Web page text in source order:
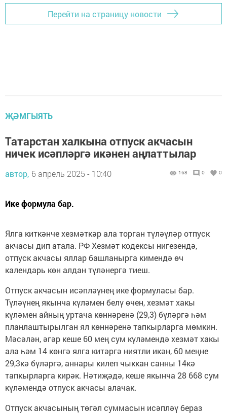
Перейти на страницу новости
ҖӘМГЫЯТЬ
Татарстан халкына отпуск акчасын
ничек исәпләргә икәнен аңлаттылар
автор, 6 апрель 2025 - 10:40 168 0 0
Ике формула бар.
Ялга киткәнче хезмәткәр ала торган түләүләр отпуск
акчасы дип атала. РФ Хезмәт кодексы нигезендә,
отпуск акчасы яллар башланырга кимендә өч
календарь көн алдан түләнергә тиеш.
Отпуск акчасын исәпләүнең ике формуласы бар.
Түләүнең якынча күләмен белү өчен, хезмәт хакы
күләмен айның уртача көннәренә (29,3) бүләргә һәм
планлаштырылган ял көннәренә тапкырларга мөмкин.
Мәсәлән, әгәр кеше 60 мең сум күләмендә хезмәт хакы
ала һәм 14 көнгә ялга китәргә ниятли икән, 60 меңне
29,3кә бүләргә, аннары килеп чыккан санны 14кә
тапкырларга кирәк. Нәтиҗәдә, кеше якынча 28 668 сум
күләмендә отпуск акчасы алачак.
Отпуск акчасының төгәл суммасын исәпләү бераз